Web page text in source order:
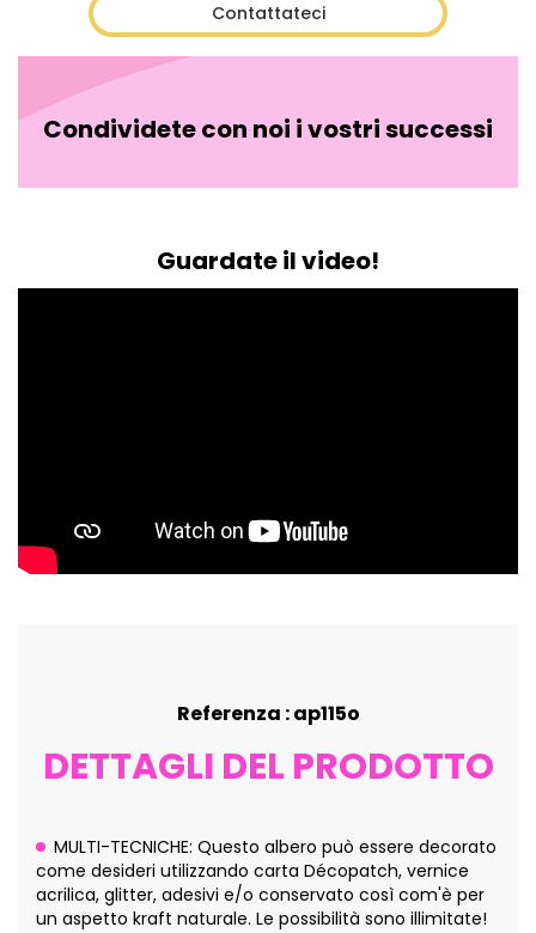
Contattateci
Condividete con noi i vostri successi
Guardate il video!
Referenza : ap115o
DETTAGLI DEL PRODOTTO
MULTI-TECNICHE: Questo albero può essere decorato
come desideri utilizzando carta Décopatch, vernice
acrilica, glitter, adesivi e/o conservato così com'è per
un aspetto kraft naturale. Le possibilità sono illimitate!